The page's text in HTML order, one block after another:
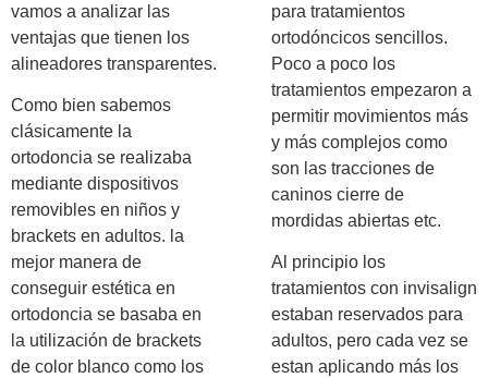
vamos a analizar las
ventajas que tienen los
alineadores transparentes.
Como bien sabemos
clásicamente la
ortodoncia se realizaba
mediante dispositivos
removibles en niños y
brackets en adultos. la
mejor manera de
conseguir estética en
ortodoncia se basaba en
la utilización de brackets
de color blanco como los
para tratamientos
ortodóncicos sencillos.
Poco a poco los
tratamientos empezaron a
permitir movimientos más
y más complejos como
son las tracciones de
caninos cierre de
mordidas abiertas etc.
Al principio los
tratamientos con invisalign
estaban reservados para
adultos, pero cada vez se
estan aplicando más los